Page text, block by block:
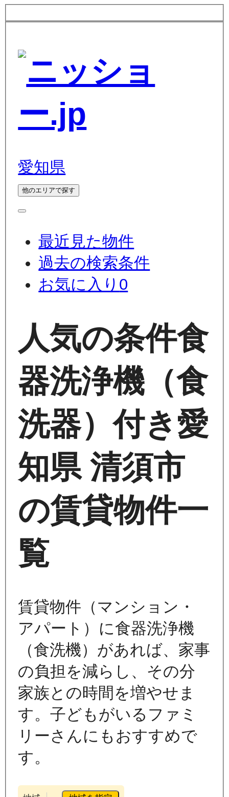
愛知県
他のエリアで探す
最近見た物件
過去の検索条件
お気に入り 0
人気の条件食
器洗浄機（食
洗器）付き愛
知県 清須市
の賃貸物件一
覧
賃貸物件（マンション・
アパート）に食器洗浄機
（食洗機）があれば、家事
の負担を減らし、その分
家族との時間を増やせま
す。子どもがいるファミ
リーさんにもおすすめで
す。